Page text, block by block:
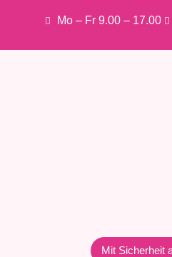
Mo – Fr 9.00 – 17.00
Mit Sicherheit